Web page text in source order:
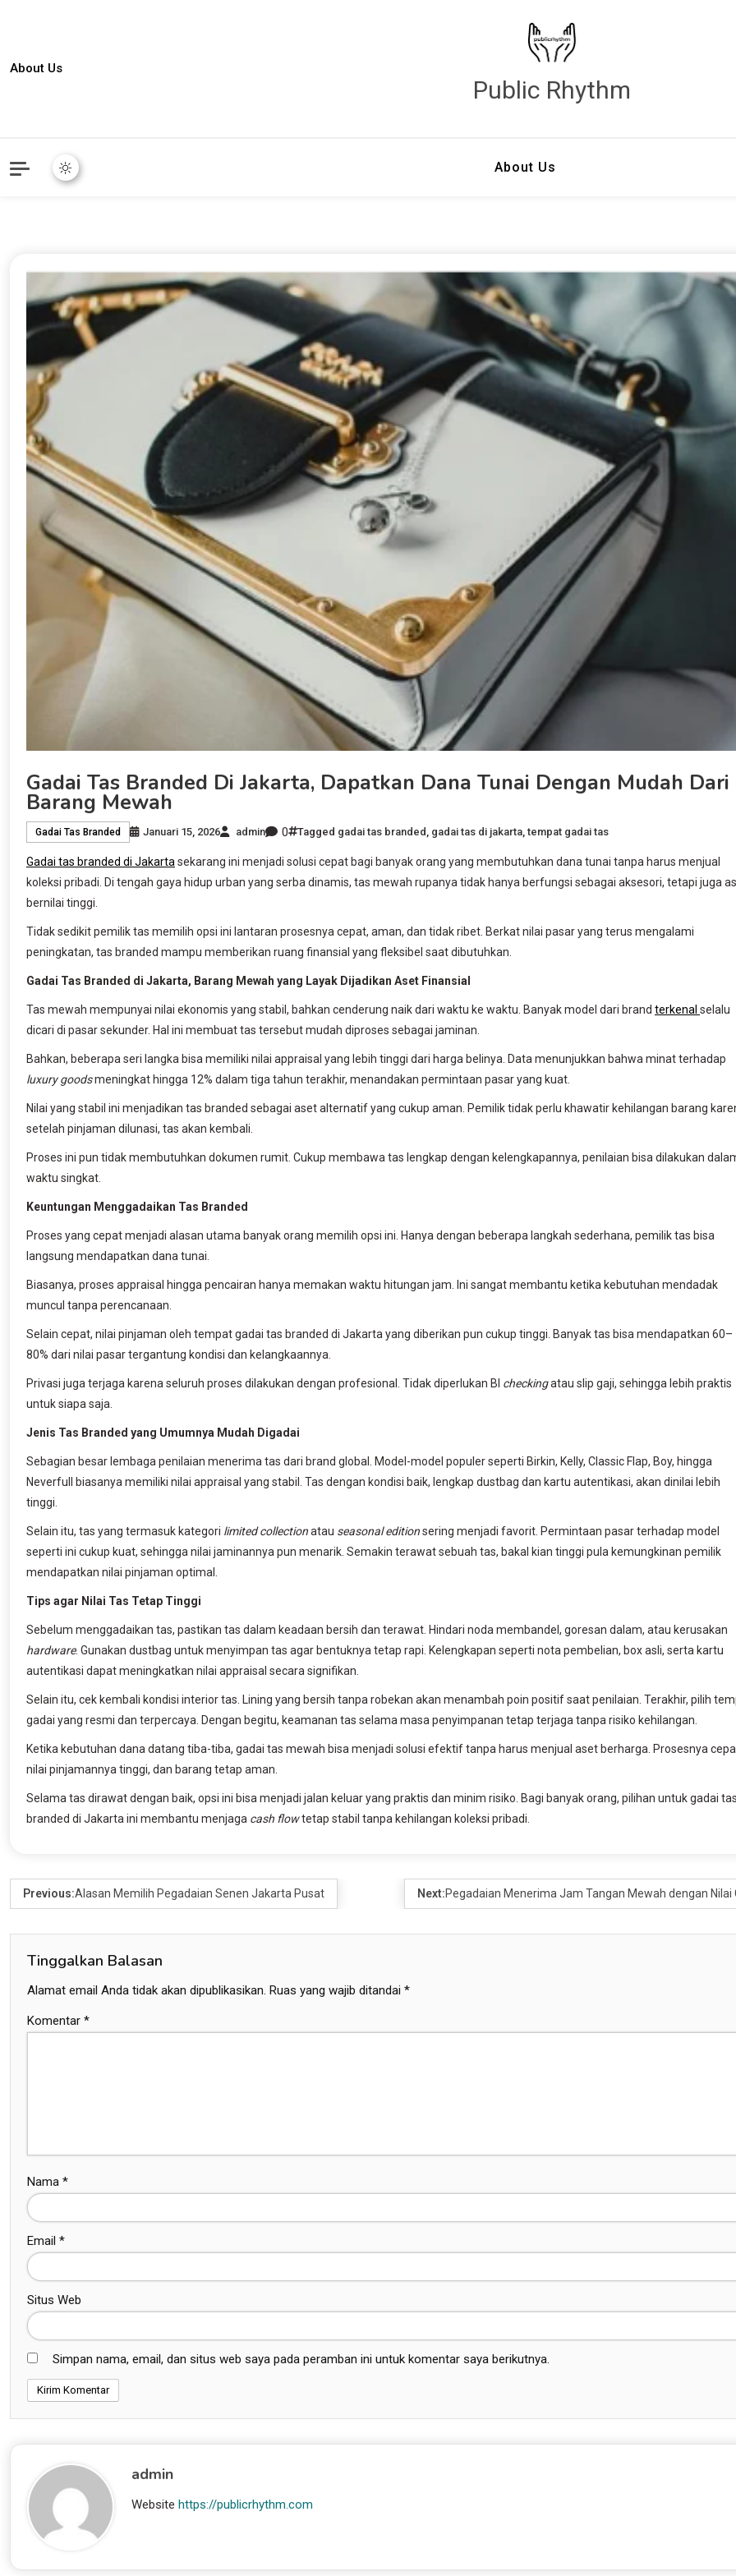
About Us
Public Rhythm
About Us
Gadai Tas Branded Di Jakarta, Dapatkan Dana Tunai Dengan Mudah Dari
Barang Mewah
Gadai Tas Branded Januari 15, 2026 admin 0 Tagged gadai tas branded , gadai tas di jakarta,tempat gadai tas
Gadai tas branded di Jakarta sekarang ini menjadi solusi cepat bagi banyak orang yang membutuhkan dana tunai tanpa harus menjual
koleksi pribadi. Di tengah gaya hidup urban yang serba dinamis, tas mewah rupanya tidak hanya berfungsi sebagai aksesori, tetapi juga
bernilai tinggi.
Tidak sedikit pemilik tas memilih opsi ini lantaran prosesnya cepat, aman, dan tidak ribet. Berkat nilai pasar yang terus mengalami
peningkatan, tas branded mampu memberikan ruang finansial yang fleksibel saat dibutuhkan.
Gadai Tas Branded di Jakarta, Barang Mewah yang Layak Dijadikan Aset Finansial
Tas mewah mempunyai nilai ekonomis yang stabil, bahkan cenderung naik dari waktu ke waktu. Banyak model dari brand terkenal selalu
dicari di pasar sekunder. Hal ini membuat tas tersebut mudah diproses sebagai jaminan.
Bahkan, beberapa seri langka bisa memiliki nilai appraisal yang lebih tinggi dari harga belinya. Data menunjukkan bahwa minat terhadap
luxury goodsmeningkat hingga 12% dalam tiga tahun terakhir, menandakan permintaan pasar yang kuat.
Nilai yang stabil ini menjadikan tas branded sebagai aset alternatif yang cukup aman. Pemilik tidak perlu khawatir kehilangan barang
setelah pinjaman dilunasi, tas akan kembali.
Proses ini pun tidak membutuhkan dokumen rumit. Cukup membawa tas lengkap dengan kelengkapannya, penilaian bisa dilakukan
waktu singkat.
Keuntungan Menggadaikan Tas Branded
Proses yang cepat menjadi alasan utama banyak orang memilih opsi ini. Hanya dengan beberapa langkah sederhana, pemilik tas bisa
langsung mendapatkan dana tunai.
Biasanya, proses appraisal hingga pencairan hanya memakan waktu hitungan jam. Ini sangat membantu ketika kebutuhan mendadak
muncul tanpa perencanaan.
Selain cepat, nilai pinjaman oleh tempat gadai tas branded di Jakarta yang diberikan pun cukup tinggi. Banyak tas bisa mendapatkan 60–
80% dari nilai pasar tergantung kondisi dan kelangkaannya.
Privasi juga terjaga karena seluruh proses dilakukan dengan profesional. Tidak diperlukan BI checkingatau slip gaji, sehingga lebih praktis
untuk siapa saja.
Jenis Tas Branded yang Umumnya Mudah Digadai
Sebagian besar lembaga penilaian menerima tas dari brand global. Model-model populer seperti Birkin, Kelly, Classic Flap, Boy, hingga
Neverfull biasanya memiliki nilai appraisal yang stabil. Tas dengan kondisi baik, lengkap dustbag dan kartu autentikasi, akan dinilai lebih
tinggi.
Selain itu, tas yang termasuk kategori limited collectionatau seasonal editionsering menjadi favorit. Permintaan pasar terhadap model
seperti ini cukup kuat, sehingga nilai jaminannya pun menarik. Semakin terawat sebuah tas, bakal kian tinggi pula kemungkinan pemilik
mendapatkan nilai pinjaman optimal.
Tips agar Nilai Tas Tetap Tinggi
Sebelum menggadaikan tas, pastikan tas dalam keadaan bersih dan terawat. Hindari noda membandel, goresan dalam, atau kerusakan
hardware. Gunakan dustbag untuk menyimpan tas agar bentuknya tetap rapi. Kelengkapan seperti nota pembelian, box asli, serta kartu
autentikasi dapat meningkatkan nilai appraisal secara signifikan.
Selain itu, cek kembali kondisi interior tas. Lining yang bersih tanpa robekan akan menambah poin positif saat penilaian. Terakhir, pilih
gadai yang resmi dan terpercaya. Dengan begitu, keamanan tas selama masa penyimpanan tetap terjaga tanpa risiko kehilangan.
Ketika kebutuhan dana datang tiba-tiba, gadai tas mewah bisa menjadi solusi efektif tanpa harus menjual aset berharga. Prosesnya
nilai pinjamannya tinggi, dan barang tetap aman.
Selama tas dirawat dengan baik, opsi ini bisa menjadi jalan keluar yang praktis dan minim risiko. Bagi banyak orang, pilihan untuk gadai
branded di Jakarta ini membantu menjaga cash flowtetap stabil tanpa kehilangan koleksi pribadi.
Previous:Alasan Memilih Pegadaian Senen Jakarta Pusat Next:Pegadaian Menerima Jam Tangan Mewah dengan Nilai
Tinggalkan Balasan
Alamat email Anda tidak akan dipublikasikan. Ruas yang wajib ditandai *
Komentar *
Nama *
Email *
Situs Web
Simpan nama, email, dan situs web saya pada peramban ini untuk komentar saya berikutnya.
admin
Website https://publicrhythm.com